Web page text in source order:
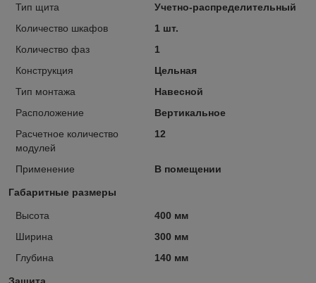
Тип щита
Учетно-распределительный
Количество шкафов
1 шт.
Количество фаз
1
Конструкция
Цельная
Тип монтажа
Навесной
Расположение
Вертикальное
Расчетное количество
модулей
12
Применение В помещении
Габаритные размеры
Высота
400 мм
Ширина
300 мм
Глубина
140 мм
Защита